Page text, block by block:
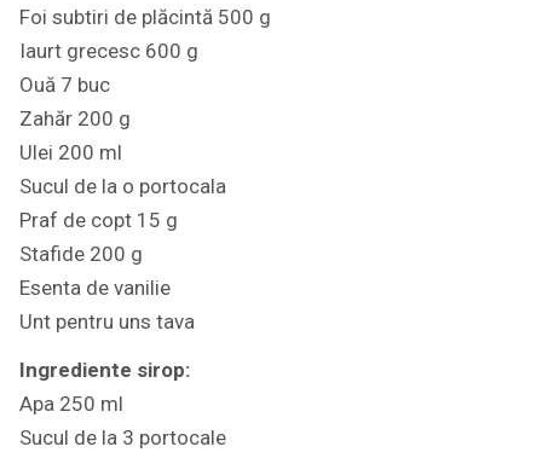
Foi subtiri de plăcintă 500 g
Iaurt grecesc 600 g
Ouă 7 buc
Zahăr 200 g
Ulei 200 ml
Sucul de la o portocala
Praf de copt 15 g
Stafide 200 g
Esenta de vanilie
Unt pentru uns tava
Ingrediente sirop:
Apa 250 ml
Sucul de la 3 portocale